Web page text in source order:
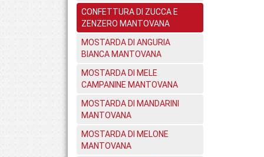
CONFETTURA DI ZUCCA E
ZENZERO MANTOVANA
MOSTARDA DI ANGURIA
BIANCA MANTOVANA
MOSTARDA DI MELE
CAMPANINE MANTOVANA
MOSTARDA DI MANDARINI
MANTOVANA
MOSTARDA DI MELONE
MANTOVANA